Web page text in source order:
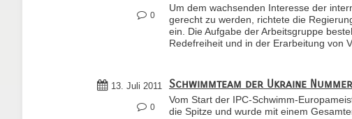
0
Um dem wachsenden Interesse der
gerecht zu werden, richtete die
ein. Die Aufgabe der Arbeitsgruppe
Redefreiheit und in der Erarbeitung von
13. Juli 2011
0
Schwimmteam der Ukraine
Vom Start der IPC-Schwimm-
die Spitze und wurde mit einem